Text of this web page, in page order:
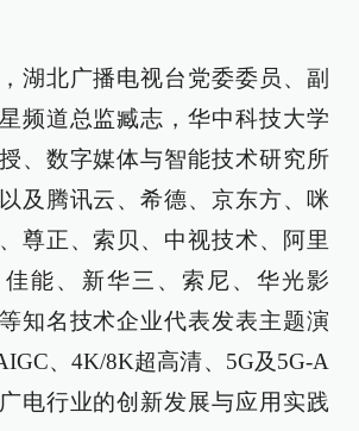
湖北广播电视台党委委员、副
频道总监臧志，华中科技大学
、数字媒体与智能技术研究所
及腾讯云、希德、京东方、咪
尊正、索贝、中视技术、阿里
能、新华三、索尼、华光影
知名技术企业代表发表主题演
、4K/8K超高清、5G及5G-A
电行业的创新发展与应用实践